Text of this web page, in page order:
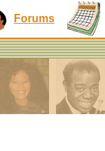
Forums